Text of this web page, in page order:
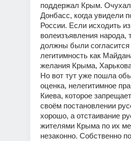
поддержал Крым.
Донбасс, когда увидели
России. Если исходить из
волеизъявления
должны были согласится
легитимность как
желания Крыма,
Но вот тут уже пошла
оценка, нелегитимное
Киева, которое
своём постановлении
хорошо, а отстаивание
жителями Крыма по их
незаконно. Собственно